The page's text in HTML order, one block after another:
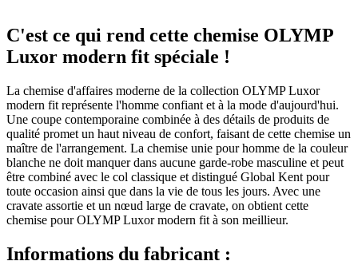
C'est ce qui rend cette chemise OLYMP
Luxor modern fit spéciale !
La chemise d'affaires moderne de la collection OLYMP Luxor
modern fit représente l'homme confiant et à la mode d'aujourd'hui.
Une coupe contemporaine combinée à des détails de produits de
qualité promet un haut niveau de confort, faisant de cette chemise un
maître de l'arrangement. La chemise unie pour homme de la couleur
blanche ne doit manquer dans aucune garde-robe masculine et peut
être combiné avec le col classique et distingué Global Kent pour
toute occasion ainsi que dans la vie de tous les jours. Avec une
cravate assortie et un nœud large de cravate, on obtient cette
chemise pour OLYMP Luxor modern fit à son meillieur.
Informations du fabricant :